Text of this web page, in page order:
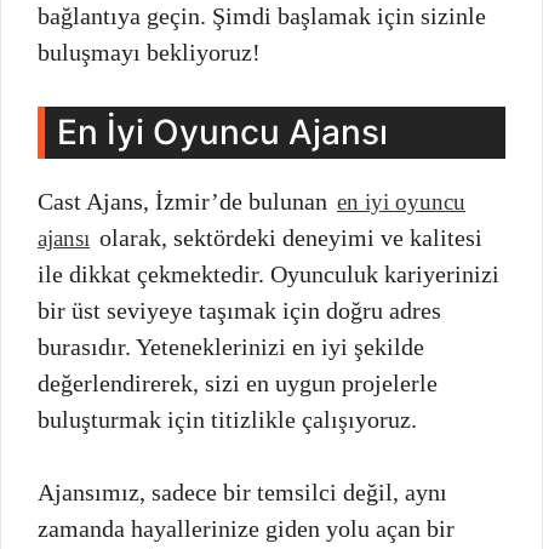
bağlantıya geçin. Şimdi başlamak için sizinle
buluşmayı bekliyoruz!
En İyi Oyuncu Ajansı
Cast Ajans, İzmir’de bulunan en iyi oyuncu
ajansı olarak, sektördeki deneyimi ve kalitesi
ile dikkat çekmektedir. Oyunculuk kariyerinizi
bir üst seviyeye taşımak için doğru adres
burasıdır. Yeteneklerinizi en iyi şekilde
değerlendirerek, sizi en uygun projelerle
buluşturmak için titizlikle çalışıyoruz.
Ajansımız, sadece bir temsilci değil, aynı
zamanda hayallerinize giden yolu açan bir